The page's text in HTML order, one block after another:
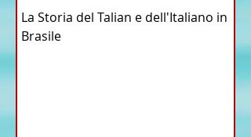
La Storia del Talian e dell'Italiano in
Brasile